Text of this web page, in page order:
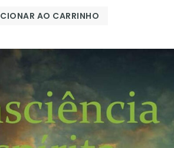
AO CARRINHO